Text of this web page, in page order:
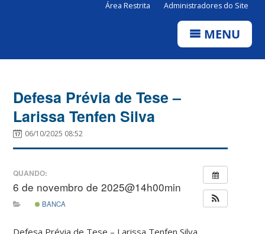
Área Restrita Administradores do Site
MENU
Defesa Prévia de Tese –
Larissa Tenfen Silva
06/10/2025 08:52
QUANDO:
6 de novembro de 2025@14h00min
BANCA
Defesa Prévia de Tese – Larissa Tenfen Silva